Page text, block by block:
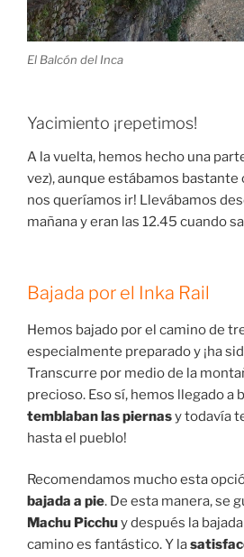
El Balcón del Inca
Yacimiento ¡repetimos!
A la vuelta, hemos hecho una
vez), aunque estábamos bastante
nos queríamos ir! Llevábamos
mañana y eran las 12.45 cuando
Bajada por el Inka Rail
Hemos bajado por el camino de
especialmente preparado y ¡ha
Transcurre por medio de la
precioso. Eso sí, hemos llegado a
temblaban las piernasy todavía
hasta el pueblo!
Recomendamos mucho esta
bajada a pie. De esta manera, se
Machu Picchuy después la
camino es fantástico. Y la